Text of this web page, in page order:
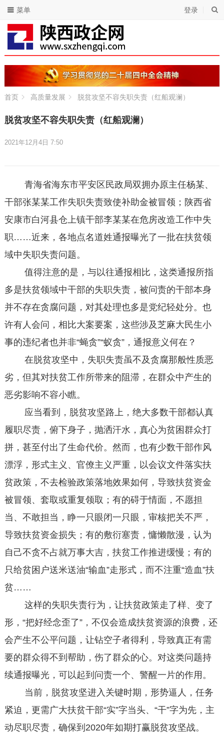
登录
菜单
首页 高质量发展 脱贫攻坚不容失职失责（红船观澜）
脱贫攻坚不容失职失责（红船观澜）
2021年12月4日 7:50
青海省海东市平安区民政局双拥办原主任杨某、
干部张某某工作失职失责致使补助金被冒领；陕西省
安康市白河县仓上镇干部李某某在危房改造工作中失
职……近来，各地点名道姓通报曝光了一批在扶贫领
域中失职失责问题。
值得注意的是，与以往通报相比，这类通报所指
多是扶贫领域中干部的失职失责，被问责的干部本身
并不存在贪腐问题，对其处理也多是党纪轻处分。也
许有人会问，相比大案要案，这些涉及芝麻大民生小
事的违纪者也并非“蝇贪”“蚁贪”，通报意义何在？
在脱贫攻坚中，失职失责虽不及贪腐那般性质恶
劣，但其对扶贫工作所带来的阻滞，在群众中产生的
恶劣影响不容小瞧。
应当看到，脱贫攻坚路上，绝大多数干部都认真
履职尽责，俯下身子，抛洒汗水，真心为贫困群众打
拼，甚至付出了生命代价。然而，也有少数干部作风
漂浮，形式主义、官僚主义严重，以会议文件落实扶
贫政策，不去检验政策落地效果如何，导致扶贫资金
被冒领、套取或重复领取；有的碍于情面，不愿担
当、不敢担当，睁一只眼闭一只眼，审核把关不严，
导致扶贫资金损失；有的敷衍塞责，慵懒散漫，认为
自己不贪不占就万事大吉，扶贫工作推进缓慢；有的
只给贫困户送米送油“输血”走形式，而不注重“造血”扶
贫……
这样的失职失责行为，让扶贫政策走了样、变了
形，“把好经念歪了”，不仅会造成扶贫资源的浪费，还
会产生不公平问题，让钻空子者得利，导致真正有需
要的群众得不到帮助，伤了群众的心。对这类问题持
续通报曝光，可以起到问责一个、警醒一片的作用。
当前，脱贫攻坚进入关键时期，形势逼人，任务
紧迫，更需广大扶贫干部“实”字当头、“干”字为先，主
动尽职尽责，确保到2020年如期打赢脱贫攻坚战。